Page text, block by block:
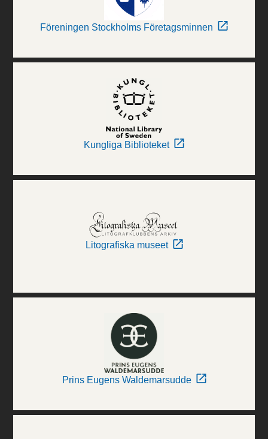
Föreningen Stockholms Företagsminnen
Kungliga Biblioteket
Litografiska museet
Prins Eugens Waldemarsudde